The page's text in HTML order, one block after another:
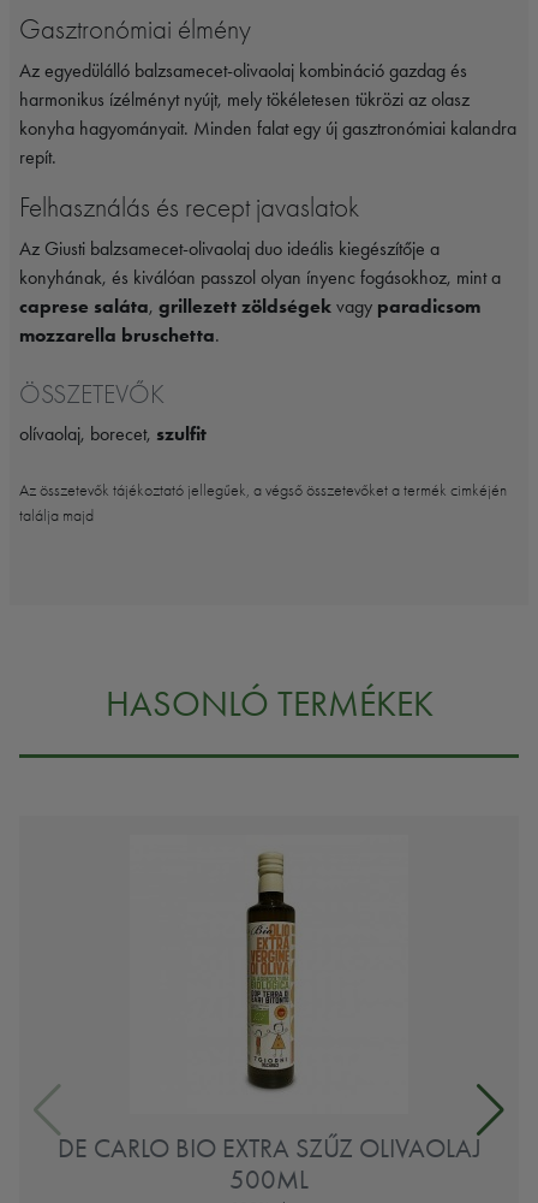
Gasztronómiai élmény
Az egyedülálló balzsamecet-olivaolaj kombináció gazdag és
harmonikus ízélményt nyújt, mely tökéletesen tükrözi az olasz
konyha hagyományait. Minden falat egy új gasztronómiai kalandra
repít.
Felhasználás és recept javaslatok
Az Giusti balzsamecet-olivaolaj duo ideális kiegészítője a
konyhának, és kiválóan passzol olyan ínyenc fogásokhoz, mint a
caprese saláta, grillezett zöldségek vagy paradicsom
mozzarella bruschetta.
ÖSSZETEVŐK
olívaolaj, borecet, szulfit
Az összetevők tájékoztató jellegűek, a végső összetevőket a termék cimkéjén
találja majd
HASONLÓ TERMÉKEK
DE CARLO BIO EXTRA SZŰZ OLIVAOLAJ
500ML